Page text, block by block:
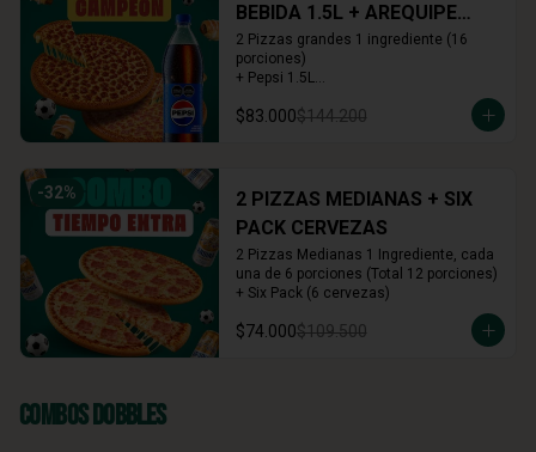
BEBIDA 1.5L + AREQUIPE
ROLLS
2 Pizzas grandes 1 ingrediente (16
porciones)
+ Pepsi 1.5L
+ Arequipe o Cinnamon Rolls (16 und.)
$83.000$144.200
-32%
2 PIZZAS MEDIANAS + SIX
PACK CERVEZAS
2 Pizzas Medianas 1 Ingrediente, cada
una de 6 porciones (Total 12 porciones)
+ Six Pack (6 cervezas)
$74.000$109.500
Combos Dobbles